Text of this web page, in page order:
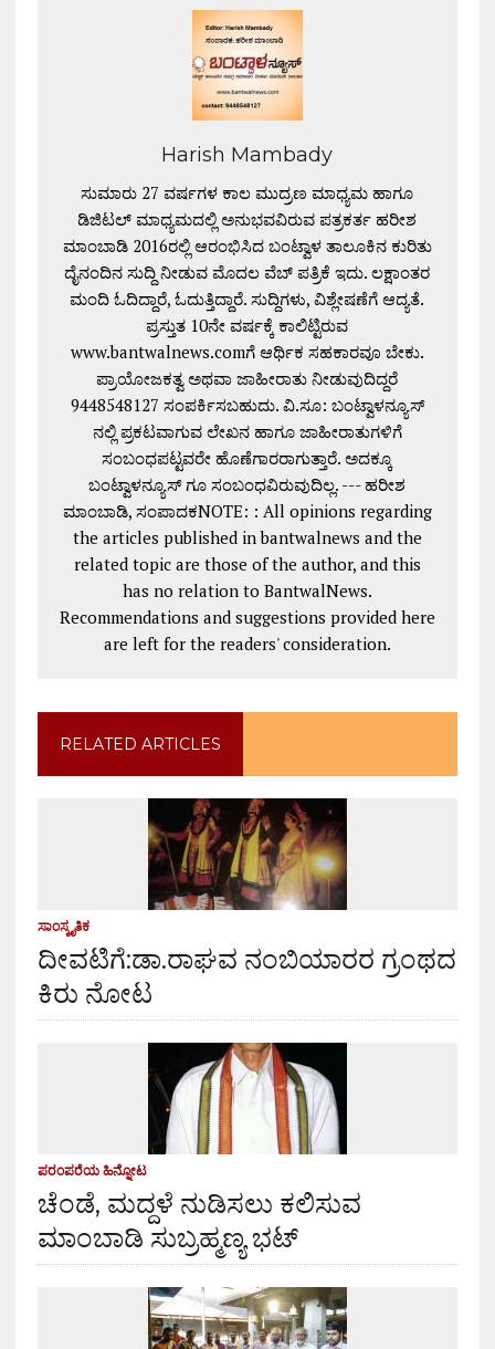
Harish Mambady
ಸುಮಾರು 27 ವರ್ಷಗಳ ಕಾಲ ಮುದ್ರಣ ಮಾಧ್ಯಮ ಹಾಗೂ
ಡಿಜಿಟಲ್ ಮಾಧ್ಯಮದಲ್ಲಿ ಅನುಭವವಿರುವ ಪತ್ರಕರ್ತ ಹರೀಶ
ಮಾಂಬಾಡಿ 2016ರಲ್ಲಿ ಆರಂಭಿಸಿದ ಬಂಟ್ವಾಳ ತಾಲೂಕಿನ ಕುರಿತು
ದೈನಂದಿನ ಸುದ್ದಿ ನೀಡುವ ಮೊದಲ ವೆಬ್ ಪತ್ರಿಕೆ ಇದು. ಲಕ್ಷಾಂತರ
ಮಂದಿ ಓದಿದ್ದಾರೆ, ಓದುತ್ತಿದ್ದಾರೆ. ಸುದ್ದಿಗಳು, ವಿಶ್ಲೇಷಣೆಗೆ ಆದ್ಯತೆ.
ಪ್ರಸ್ತುತ 10ನೇ ವರ್ಷಕ್ಕೆ ಕಾಲಿಟ್ಟಿರುವ
www.bantwalnews.comಗೆ ಆರ್ಥಿಕ ಸಹಕಾರವೂ ಬೇಕು.
ಪ್ರಾಯೋಜಕತ್ವ ಅಥವಾ ಜಾಹೀರಾತು ನೀಡುವುದಿದ್ದರೆ
9448548127 ಸಂಪರ್ಕಿಸಬಹುದು. ವಿ.ಸೂ: ಬಂಟ್ವಾಳನ್ಯೂಸ್
ನಲ್ಲಿ ಪ್ರಕಟವಾಗುವ ಲೇಖನ ಹಾಗೂ ಜಾಹೀರಾತುಗಳಿಗೆ
ಸಂಬಂಧಪಟ್ಟವರೇ ಹೊಣೆಗಾರರಾಗುತ್ತಾರೆ. ಅದಕ್ಕೂ
ಬಂಟ್ವಾಳನ್ಯೂಸ್ ಗೂ ಸಂಬಂಧವಿರುವುದಿಲ್ಲ. --- ಹರೀಶ
ಮಾಂಬಾಡಿ, ಸಂಪಾದಕNOTE: : All opinions regarding
the articles published in bantwalnews and the
related topic are those of the author, and this
has no relation to BantwalNews.
Recommendations and suggestions provided here
are left for the readers' consideration.
RELATED ARTICLES
ಸಾಂಸ್ಕೃತಿಕ
ದೀವಟಿಗೆ:ಡಾ.ರಾಘವ ನಂಬಿಯಾರರ ಗ್ರಂಥದ
ಕಿರು ನೋಟ
ಪರಂಪರೆಯ ಹಿನ್ನೋಟ
ಚೆಂಡೆ, ಮದ್ದಳೆ ನುಡಿಸಲು ಕಲಿಸುವ
ಮಾಂಬಾಡಿ ಸುಬ್ರಹ್ಮಣ್ಯ ಭಟ್